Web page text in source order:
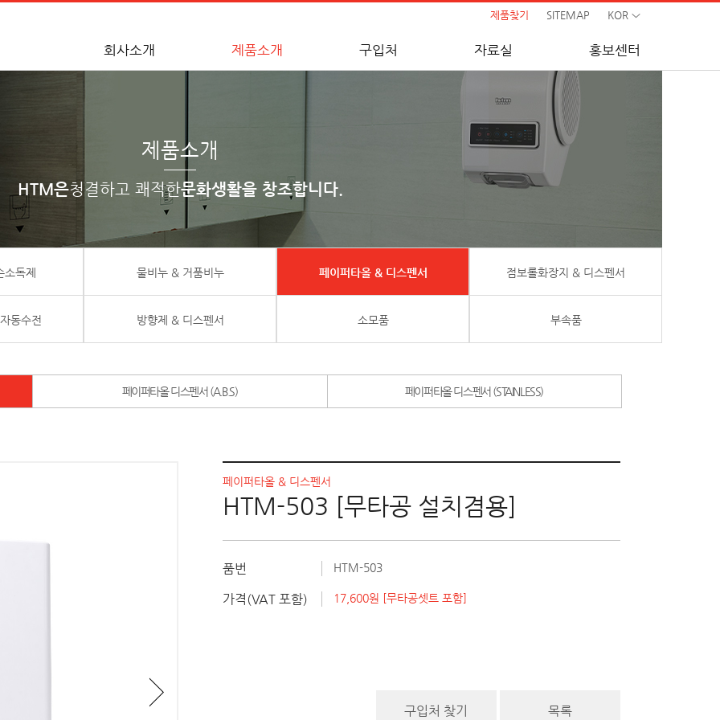
제품찾기 SITEMAP KOR
회사소개 제품소개 구입처 자료실 홍보센터
제품소개
HTM은청결하고 쾌적한문화생활을 창조합니다.
독제 물비누 & 거품비누 페이퍼타올 & 디스펜서 점보롤화장지 & 디스펜서
동수전 방향제 & 디스펜서 소모품 부속품
페이퍼타올 디스펜서 (A.B.S) 페이퍼타올 디스펜서 (STAINLESS)
페이퍼타올 & 디스펜서
HTM-503 [무타공 설치겸용]
품번 HTM-503
가격(VAT 포함) 17,600원 [무타공셋트 포함]
구입처 찾기 목록